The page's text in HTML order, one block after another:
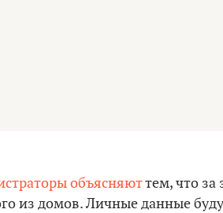
объясняюттем, что за
из домов. Личные данные